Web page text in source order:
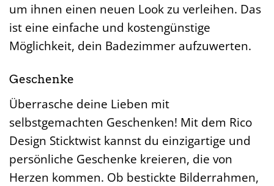
um ihnen einen neuen Look zu verleihen. Das
ist eine einfache und kostengünstige
Möglichkeit, dein Badezimmer aufzuwerten.
Geschenke
Überrasche deine Lieben mit
selbstgemachten Geschenken! Mit dem Rico
Design Sticktwist kannst du einzigartige und
persönliche Geschenke kreieren, die von
Herzen kommen. Ob bestickte Bilderrahmen,